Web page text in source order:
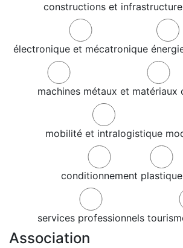
constructions et
électronique et mécatronique
machines métaux et matériaux
mobilité et intralogistique
conditionnement plastique
services professionnels
Association